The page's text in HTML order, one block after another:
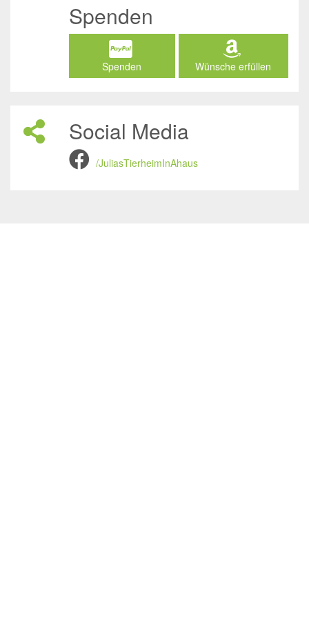
Spenden
Spenden Wünsche erfüllen
Social Media
/JuliasTierheimInAhaus